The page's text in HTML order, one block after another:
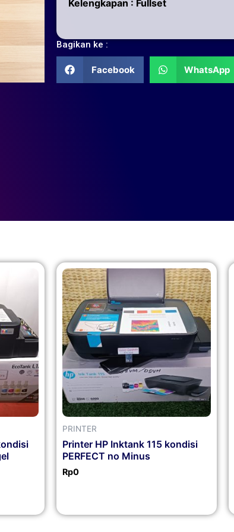
Kelengkapan : Fullset
Bagikan ke :
Facebook WhatsApp
PRINTER
Printer HP Inktank 115 kondisi
PERFECT no Minus
Rp0